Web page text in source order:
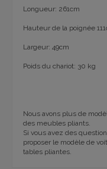
Longueur: 261cm
Hauteur de la poignée
Largeur: 49cm
Poids du chariot: 30 kg
Nous avons plus de
des meubles pliants.
Si vous avez des
proposer le modèle de
tables pliantes.